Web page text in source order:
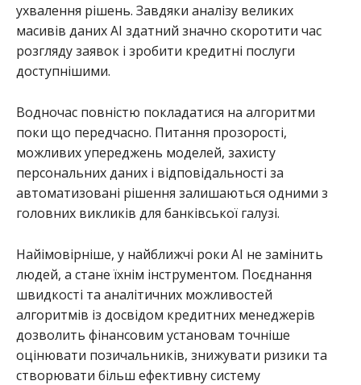
ухвалення рішень. Завдяки аналізу великих
масивів даних AI здатний значно скоротити час
розгляду заявок і зробити кредитні послуги
доступнішими.
Водночас повністю покладатися на алгоритми
поки що передчасно. Питання прозорості,
можливих упереджень моделей, захисту
персональних даних і відповідальності за
автоматизовані рішення залишаються одними з
головних викликів для банківської галузі.
Найімовірніше, у найближчі роки AI не замінить
людей, а стане їхнім інструментом. Поєднання
швидкості та аналітичних можливостей
алгоритмів із досвідом кредитних менеджерів
дозволить фінансовим установам точніше
оцінювати позичальників, знижувати ризики та
створювати більш ефективну систему